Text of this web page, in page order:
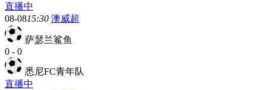
直播中
08-0815:30 澳威超
萨瑟兰鲨鱼
0 - 0
悉尼FC青年队
直播中